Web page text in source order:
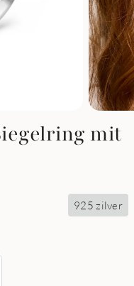
mit
925 zilver